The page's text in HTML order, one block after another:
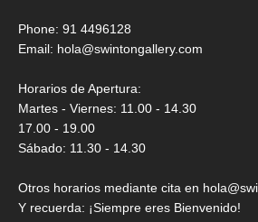
Phone: 91 4496128
Email: hola@swintongallery.com
Horarios de Apertura:
Martes - Viernes: 11.00 - 14.30
17.00 - 19.00
Sábado: 11.30 - 14.30
Otros horarios mediante cita en
Y recuerda: ¡Siempre eres Bienvenido!